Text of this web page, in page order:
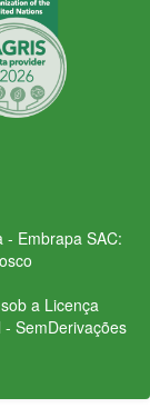
- Embrapa SAC:
a Licença
SemDerivações